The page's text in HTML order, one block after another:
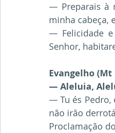
— Preparais à
minha cabeça,
— Felicidade
Senhor,
Evangelho (Mt
— Aleluia,
— Tu és Pedro,
não irão
Proclamação